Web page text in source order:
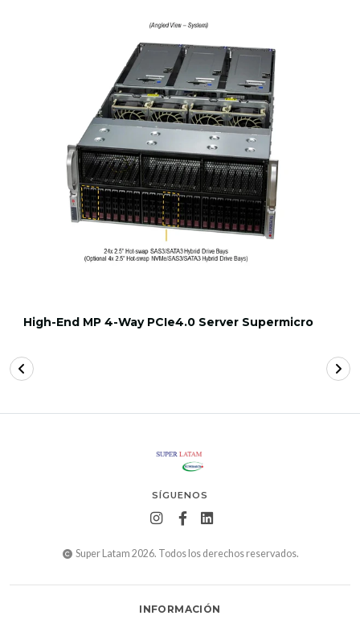
High-End MP 4-Way PCIe4.0 Server Supermicro
SÍGUENOS
Super Latam 2026. Todos los derechos reservados.
INFORMACIÓN